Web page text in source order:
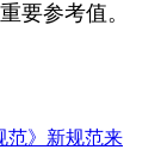
要参考值。
范》新规范来